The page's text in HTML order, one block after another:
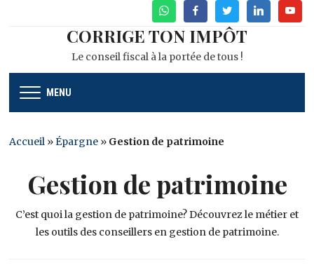
WhatsAppFacebookTwitterLinkedin
CORRIGE TON IMPÔT
Le conseil fiscal à la portée de tous !
MENU
Accueil »Épargne » Gestion de patrimoine
Gestion de patrimoine
C’est quoi la gestion de patrimoine? Découvrez le métier et
les outils des conseillers en gestion de patrimoine.